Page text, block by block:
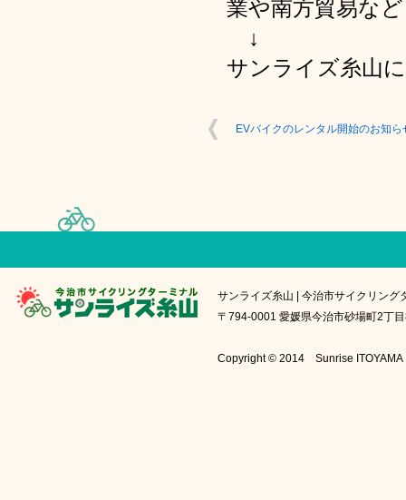
業や南方貿易な
↓
サンライズ糸山
EVバイクのレンタル開始のお知ら
サンライズ糸山 | 今治市サイクリング
〒794-0001 愛媛県今治市砂場町2
Copyright © 2014 Sunrise